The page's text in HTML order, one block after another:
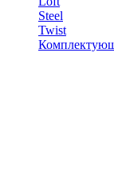
Steel
Twist